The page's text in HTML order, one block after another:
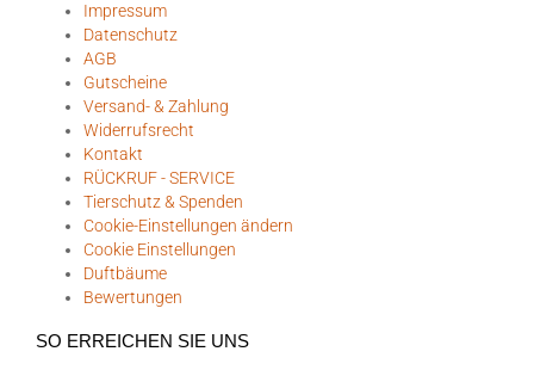
Impressum
Datenschutz
AGB
Gutscheine
Versand- & Zahlung
Widerrufsrecht
Kontakt
RÜCKRUF - SERVICE
Tierschutz & Spenden
Cookie-Einstellungen ändern
Cookie Einstellungen
Duftbäume
Bewertungen
SO ERREICHEN SIE UNS